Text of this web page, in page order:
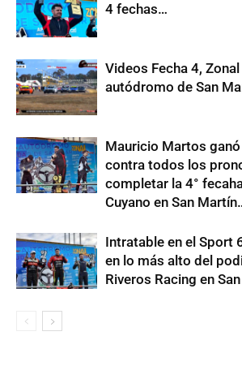
4 fechas…
Videos Fecha 4, Zonal
autódromo de San
Mauricio Martos ganó
contra todos los
completar la 4°
Cuyano en San
Intratable en el Sport
en lo más alto del
Riveros Racing en